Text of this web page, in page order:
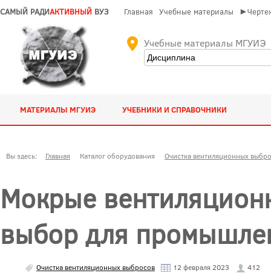
САМЫЙ РАДИАКТИВНЫЙ ВУЗ Главная Учебные материалы
Учебные материалы МГУИЭ
МАТЕРИАЛЫ МГУИЭ УЧЕБНИКИ И СПРАВОЧНИКИ
Вы здесь: Главная Каталог оборудования Очистка вентиляционных
Мокрые
выбор для
Очистка вентиляционных выбросов 12 февраля 2023 412